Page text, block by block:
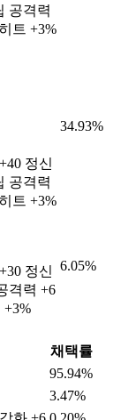
공격력
트 +3%
정신
공격력
트 +3%
34.93%
정신
격력 +6
+3%
6.05%
채택률
95.94%
3.47%